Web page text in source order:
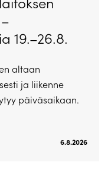
19.–26.8.
altaan
ja liikenne
päiväsaikaan.
6.8.2026